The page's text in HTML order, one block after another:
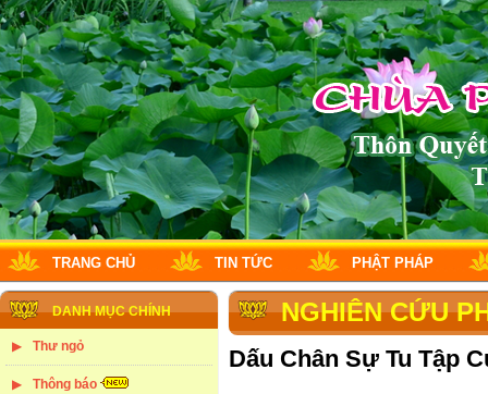
TRANG CHỦ TIN TỨC PHẬT PHÁP
DANH MỤC CHÍNH
Thư ngỏ
Thông báo
NGHIÊN CỨU
Dấu Chân Sự Tu Tập